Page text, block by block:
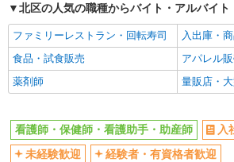
昇給あり
完全週休2
フルタイム歓迎
禁煙・分煙
駅直結・駅チカ
車通勤OK
バイク通勤OK
自転車通
社会保険あり
産休・育休
退職金・財形貯蓄制度あり
各種手当
北区の人気の職種からバイト・アルバイト
ファミリーレストラン・回転寿司
入出庫・
食品・試食販売
アパレル
薬剤師
量販店・
看護師・保健師・看護助手・助産師
入
未経験歓迎
経験者・有資格者歓迎